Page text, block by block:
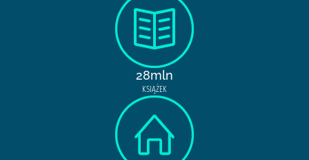
28mln
KSIĄŻEK